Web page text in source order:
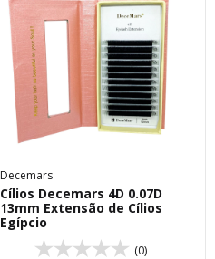
Decemars
Cílios Decemars 4D 0.07D
13mm Extensão de Cílios
Egípcio
(0)